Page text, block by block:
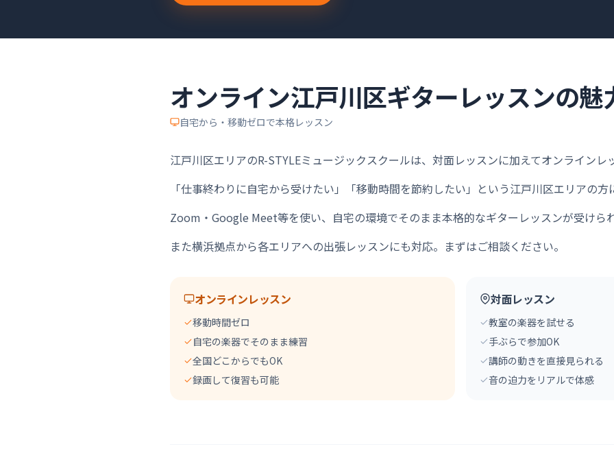
オンライン江戸川区ギターレッスンの魅
自宅から・移動ゼロで本格レッスン
江戸川区エリアのR-STYLEミュージックスクールは、対面レッスンに加えてオンラインレ
「仕事終わりに自宅から受けたい」「移動時間を節約したい」という江戸川区エリアの方
Zoom・Google Meet等を使い、自宅の環境でそのまま本格的なギターレッスンが受けら
また横浜拠点から各エリアへの出張レッスンにも対応。まずはご相談ください。
オンラインレッスン
移動時間ゼロ
自宅の楽器でそのまま練習
全国どこからでもOK
録画して復習も可能
対面レッスン
教室の楽器を試せる
手ぶらで参加OK
講師の動きを直接見られる
音の迫力をリアルで体感